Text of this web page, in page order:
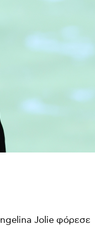
Jolie φόρεσε